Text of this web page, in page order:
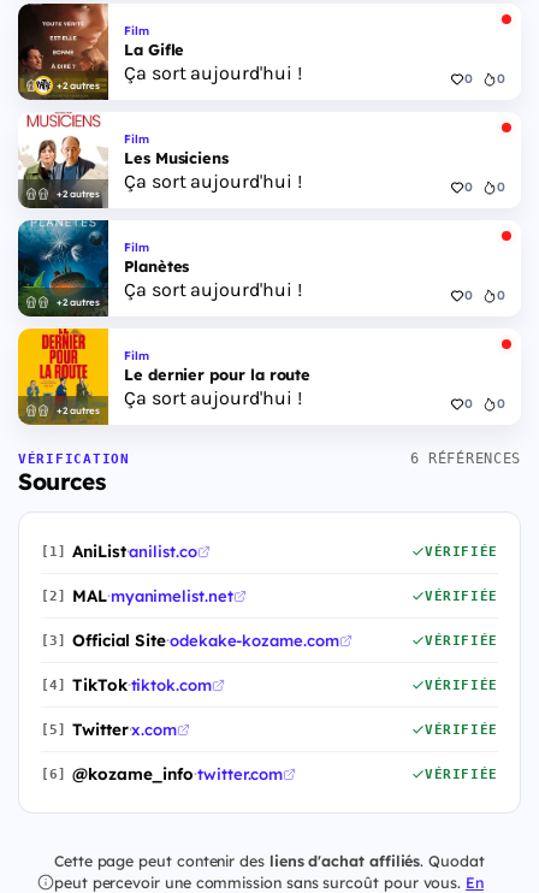
+2 autres
Film
La Gifle
Ça sort aujourd'hui ! 0 0
+2 autres
Film
Les Musiciens
Ça sort aujourd'hui ! 0 0
+2 autres
Film
Planètes
Ça sort aujourd'hui ! 0 0
+2 autres
Film
Le dernier pour la route
Ça sort aujourd'hui ! 0 0
VÉRIFICATION
Sources
6 RÉFÉRENCES
[1] AniList·anilist.co VÉRIFIÉE
[2] MAL·myanimelist.net VÉRIFIÉE
[3] Official Site·odekake-kozame.com VÉRIFIÉE
[4] TikTok·tiktok.com VÉRIFIÉE
[5] Twitter·x.com VÉRIFIÉE
[6] @kozame_info·twitter.com VÉRIFIÉE
Cette page peut contenir des liens d'achat affiliés. Quodat
peut percevoir une commission sans surcoût pour vous. En